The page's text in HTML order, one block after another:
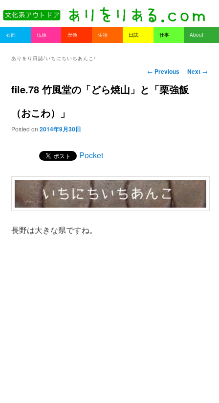
Main menu
Skip to primary content
Skip to secondary content
石部 仏旅 歴勉 生物 日誌 仕事 About
ありをり日誌/いちにちいちあんこ/
Post navigation
← Previous Next →
file.78 竹風堂の「どら焼山」と「栗強飯
（おこわ）」
Posted on 2014年9月30日
Pocket
長野は大きな県ですね。